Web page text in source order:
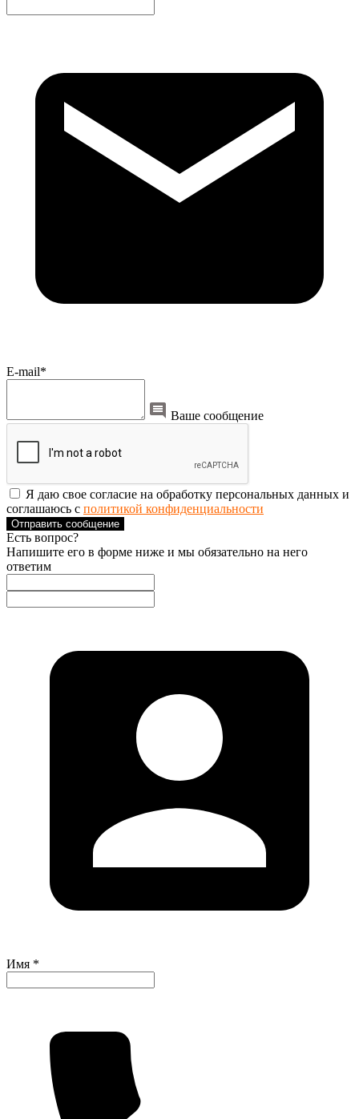
E-mail*
Ваше сообщение
Я даю свое согласие на обработку персональных данных и
соглашаюсь с политикой конфиденциальности
Отправить сообщение
Есть вопрос?
Напишите его в форме ниже и мы обязательно на него
ответим
Имя *